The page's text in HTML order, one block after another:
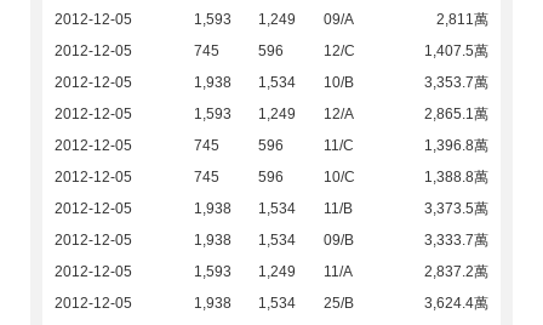
2012-12-05
1,593 1,249 09/A
2,811萬
2012-12-05
745 596 12/C
1,407.5萬
2012-12-05
1,938 1,534 10/B
3,353.7萬
2012-12-05
1,593 1,249 12/A
2,865.1萬
2012-12-05
745 596 11/C
1,396.8萬
2012-12-05
745 596 10/C
1,388.8萬
2012-12-05
1,938 1,534 11/B
3,373.5萬
2012-12-05
1,938 1,534 09/B
3,333.7萬
2012-12-05
1,593 1,249 11/A
2,837.2萬
2012-12-05
1,938 1,534 25/B
3,624.4萬